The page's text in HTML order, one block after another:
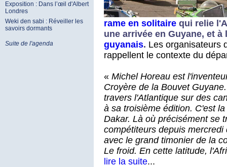
Exposition : Dans l’œil d'Albert
Londres
Weki den sabi : Réveiller les
savoirs dormants
Suite de l'agenda
rame en solitaire qui relie
une arrivée en Guyane, et
guyanais. Les organisateurs
rappellent le contexte du
« Michel Horeau est
Croyère de la Bouvet Guyan
travers l'Atlantique sur des
à sa troisième édition. C'est
Dakar. Là où précisément se
compétiteurs depuis mercredi
avec le grand timonier de la
Le froid. En cette latitude,
lire la suite...